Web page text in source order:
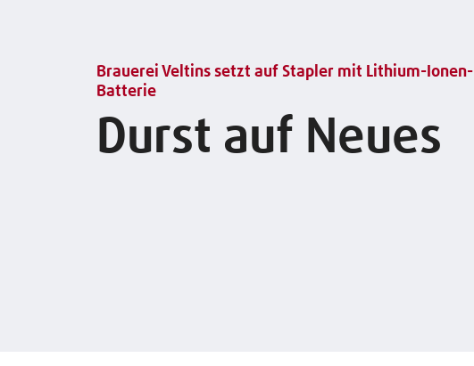
Brauerei Veltins setzt auf Stapler mit Lithium-Ionen-
Batterie
Durst auf Neues